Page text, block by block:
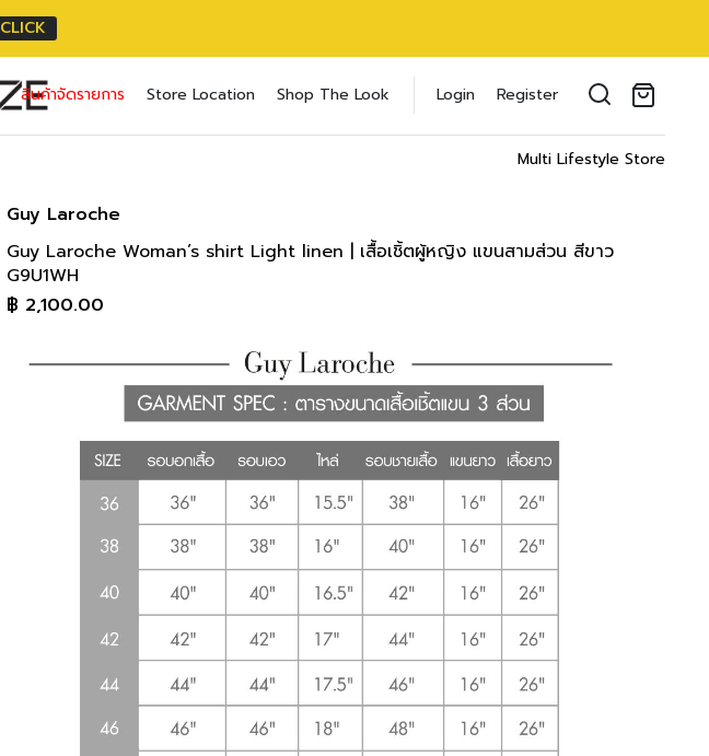
CLICK
สินค้าจัดรายการ Store Location Shop The Look Login Register
Multi Lifestyle Store
Guy Laroche
Guy Laroche Woman’s shirt Light linen | เสื้อเชิ้ตผู้หญิง แขนสามส่วน สีขาว
G9U1WH
฿ 2,100.00
แขนยาว 41 cm/16 inch
ความยาวตัว 66 cm/26 inch
SIZE
36(M)
76-84 cm 64-69 cm
25-27 inch
89-91 cm
35-36 inch
34-36 inch 28-30 inch
38-40 inch
42(2XL)
91-97 cm
36-38 inch
30-32 inch
102-107 cm
40-42 inch
44(3XL)
97-102 cm
38-40 inch
81-86 cm
32-34 inch
107-112 cm
42-44 inch
40-42 inch
34-36 inch
44-46 inch
48(5XL)
107-112 cm
42-44 inch
91-97 cm
36-38 inch
117-122 cm
46-48 inch
Remember me
เข้าสู่ระบบด้วย LINE
คลิกที่นี่เพื่อสมัครสมาชิก
เราใช้ข้อมูลส่วนตัวของคุณเพื่อรองรับประสบการณ์การใช้งาน
privacy policy
Register
เข้าสู่ระบบด้วย LINE